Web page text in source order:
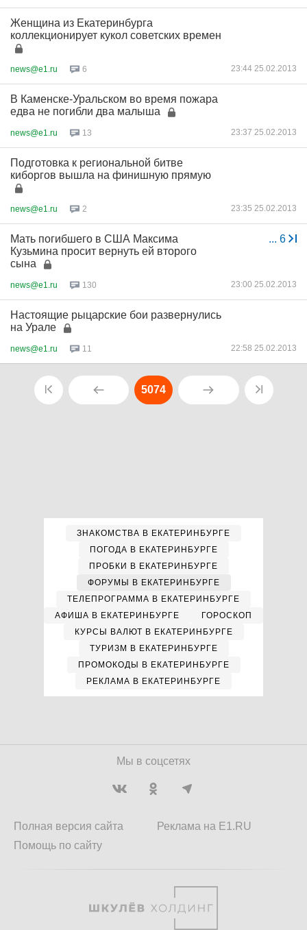
Женщина из Екатеринбурга
коллекционирует кукол советских времен
news@e1.ru 6 23:44 25.02.2013
В Каменске-Уральском во время пожара
едва не погибли два малыша
news@e1.ru 13 23:37 25.02.2013
Подготовка к региональной битве
киборгов вышла на финишную прямую
news@e1.ru 2 23:35 25.02.2013
... 6
Мать погибшего в США Максима
Кузьмина просит вернуть ей второго
сына
news@e1.ru 130 23:00 25.02.2013
Настоящие рыцарские бои развернулись
на Урале
news@e1.ru 11 22:58 25.02.2013
5074
ЗНАКОМСТВА В ЕКАТЕРИНБУРГЕ
ПОГОДА В ЕКАТЕРИНБУРГЕ
ПРОБКИ В ЕКАТЕРИНБУРГЕ
ФОРУМЫ В ЕКАТЕРИНБУРГЕ
ТЕЛЕПРОГРАММА В ЕКАТЕРИНБУРГЕ
АФИША В ЕКАТЕРИНБУРГЕ
ГОРОСКОП
КУРСЫ ВАЛЮТ В ЕКАТЕРИНБУРГЕ
ТУРИЗМ В ЕКАТЕРИНБУРГЕ
ПРОМОКОДЫ В ЕКАТЕРИНБУРГЕ
РЕКЛАМА В ЕКАТЕРИНБУРГЕ
Мы в соцсетях
Полная версия сайта
Помощь по сайту
Реклама на E1.RU